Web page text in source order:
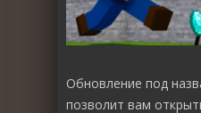
Обновление под
позволит вам